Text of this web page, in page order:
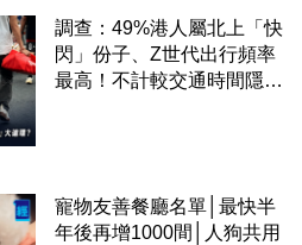
調查：49%港人屬北上「快
閃」份子、Z世代出行頻率
最高！不計較交通時間隱形
寵物友善餐廳名單│最快半
年後再增1000間│人狗共用